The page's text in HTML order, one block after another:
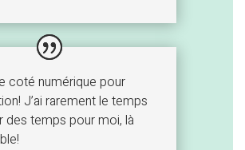
coté numérique pour
J’ai rarement le temps
des temps pour moi, là